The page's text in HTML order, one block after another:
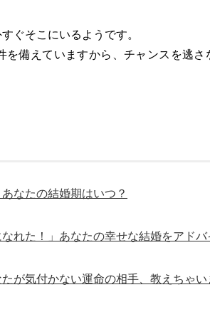
ぐそこにいるようです。
備えていますから、チャンスを逃さ
なたの結婚期はいつ？
れた！」あなたの幸せな結婚をアドバ
が気付かない運命の相手、教えちゃい